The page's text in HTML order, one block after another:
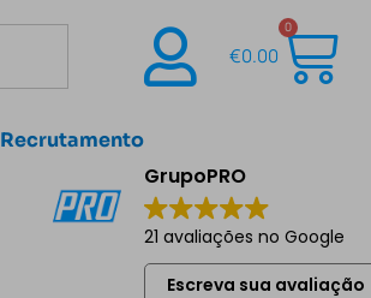
€0.00
0
Recrutamento
GrupoPRO
21 avaliações no Google
Escreva sua avaliação